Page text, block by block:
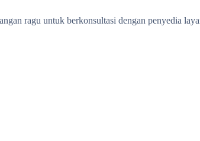
ragu untuk berkonsultasi dengan penyedia